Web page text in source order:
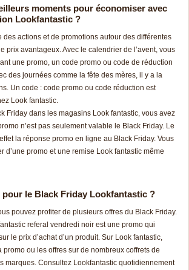
moments pour économiser avec
Lookfantastic ?
des actions et de promotions autour des différentes
prix avantageux. Avec le calendrier de l’avent, vous
une promo, un code promo ou code de réduction
des journées comme la fête des mères, il y a la
Un code : code promo ou code réduction est
Look fantastic.
Friday dans les magasins Look fantastic, vous avez
n’est pas seulement valable le Black Friday. Le
la réponse promo en ligne au Black Friday. Vous
d’une promo et une remise Look fantastic même
pour le Black Friday Lookfantastic ?
pouvez profiter de plusieurs offres du Black Friday.
referal vendredi noir est une promo qui
le prix d’achat d’un produit. Sur Look fantastic,
promo ou les offres sur de nombreux coffrets de
marques. Consultez Lookfantastic quotidiennement